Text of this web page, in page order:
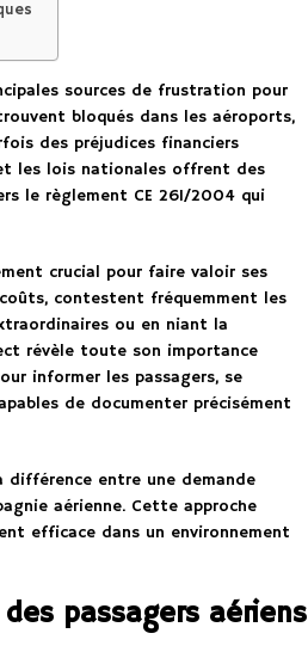
sources de frustration pour
bloqués dans les aéroports,
des préjudices financiers
les lois nationales offrent des
le règlement CE 261/2004 qui
crucial pour faire valoir ses
contestent fréquemment les
ou en niant la
révèle toute son importance
informer les passagers, se
de documenter précisément
entre une demande
aérienne. Cette approche
efficace dans un environnement
passagers aériens